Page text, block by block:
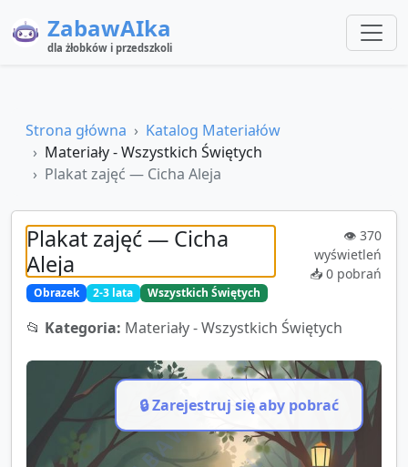
ZabawAIka
dla żłobków i przedszkoli
Strona główna
Katalog Materiałów
Materiały - Wszystkich Świętych
Plakat zajęć — Cicha Aleja
Plakat zajęć — Cicha
Aleja
Obrazek 2-3 lata Wszystkich Świętych
👁️ 370
wyświetleń
📥 0 pobrań
📂 Kategoria: Materiały - Wszystkich Świętych
ZABAWAIKA.PL
🔒 Zarejestruj się aby pobrać